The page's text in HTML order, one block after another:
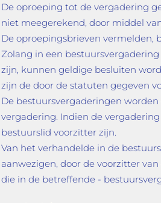
De oproeping tot de vergadering
niet meegerekend, door middel
De oproepingsbrieven vermelden,
Zolang in een
zijn, kunnen geldige besluiten
zijn de door de statuten gegeven
De bestuursvergaderingen
vergadering. Indien de
bestuurslid voorzitter zijn.
Van het verhandelde in de
aanwezigen, door de voorzitter
die in de betreffende -